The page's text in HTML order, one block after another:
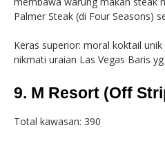
Palmer Steak (di Four Seasons)
Keras superior: moral koktail
nikmati uraian Las Vegas Baris
9. M Resort (Off
Total kawasan: 390